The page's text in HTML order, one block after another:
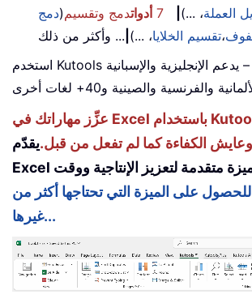
العملة، ...) 7 أدواتدمج وتقسيم(دمج
،تقسيم الخلايا، ...) ... وأكثر من ذلك
استخدم Kutools باللغة التي تفضلها – يدعم الإنجليزية والإسبانية
عزِّز مهاراتك في Excel باستخدام Kutools لـ Excel،
وعايش الكفاءة كما لم تفعل من قبل.يقدّم Kutools لـ
Excel أكثر من 300 ميزة متقدمة لتعزيز الإنتاجية ووقت
للحصول على الميزة التي تحتاجها أكثر من
غيرها...